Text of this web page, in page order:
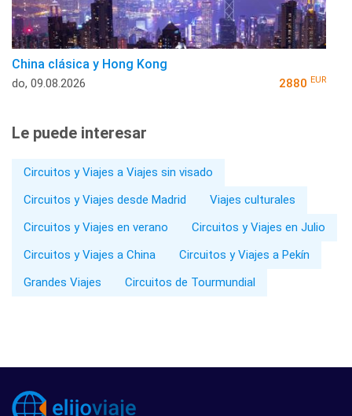
China clásica y Hong Kong
do, 09.08.2026 2880 EUR
Le puede interesar
Circuitos y Viajes a Viajes sin visado
Circuitos y Viajes desde Madrid
Viajes culturales
Circuitos y Viajes en verano
Circuitos y Viajes en Julio
Circuitos y Viajes a China
Circuitos y Viajes a Pekín
Grandes Viajes
Circuitos de Tourmundial